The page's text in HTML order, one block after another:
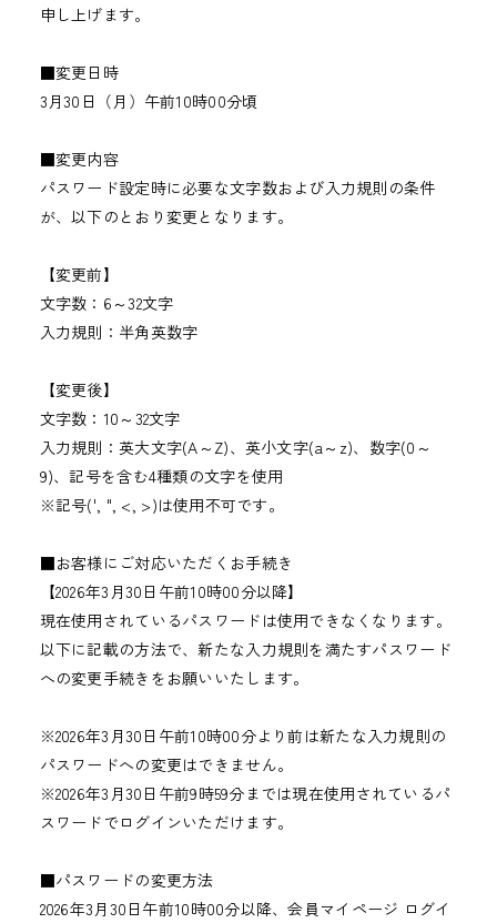
申し上げます。
■変更日時
3月30日（月）午前10時00分頃
■変更内容
パスワード設定時に必要な文字数および入力規則の条件
が、以下のとおり変更となります。
【変更前】
文字数：6～32文字
入力規則：半角英数字
【変更後】
文字数：10～32文字
入力規則：英大文字(A～Z)、英小文字(a～z)、数字(0～
9)、記号を含む4種類の文字を使用
※記号(', ", <, >)は使用不可です。
■お客様にご対応いただくお手続き
【2026年3月30日午前10時00分以降】
現在使用されているパスワードは使用できなくなります。
以下に記載の方法で、新たな入力規則を満たすパスワード
への変更手続きをお願いいたします。
※2026年3月30日午前10時00分より前は新たな入力規則の
パスワードへの変更はできません。
※2026年3月30日午前9時59分までは現在使用されているパ
スワードでログインいただけます。
■パスワードの変更方法
2026年3月30日午前10時00分以降、会員マイページ ログイ